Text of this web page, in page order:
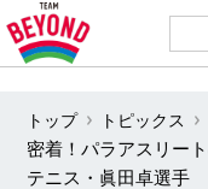
トップ トピックス
密着！パラアスリー
テニス・眞田卓選手